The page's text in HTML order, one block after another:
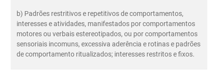
b) Padrões restritivos e repetitivos de comportamentos,
interesses e atividades, manifestados por comportamentos
motores ou verbais estereotipados, ou por comportamentos
sensoriais incomuns, excessiva aderência e rotinas e padrões
de comportamento ritualizados; interesses restritos e fixos.